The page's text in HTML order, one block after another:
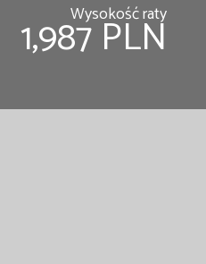
Wysokość raty
1,987 PLN